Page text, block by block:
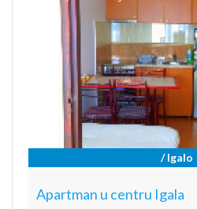
/ Igalo
Apartman u centru Igala